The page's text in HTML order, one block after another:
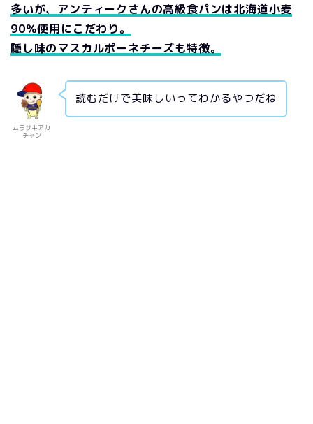
多いが、アンティークさんの高級食パンは北海道小麦
90％使用にこだわり。
隠し味のマスカルポーネチーズも特徴。
ムラサキアカ
チャン
読むだけで美味しいってわかるやつだね